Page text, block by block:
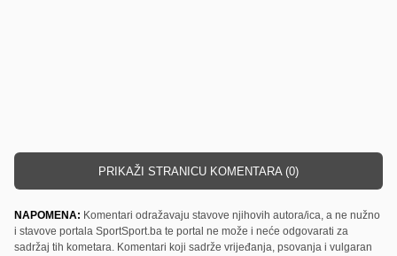
PRIKAŽI STRANICU KOMENTARA (0)
NAPOMENA: Komentari odražavaju stavove njihovih autora/ica, a ne nužno
i stavove portala SportSport.ba te portal ne može i neće odgovarati za
sadržaj tih kometara. Komentari koji sadrže vrijeđanja, psovanja i vulgaran